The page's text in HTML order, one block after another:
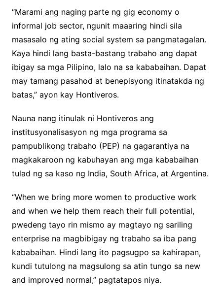
“Marami ang naging parte ng gig economy o
informal job sector, ngunit maaaring hindi sila
masasalo ng ating social system sa pangmatagalan.
Kaya hindi lang basta-bastang trabaho ang dapat
ibigay sa mga Pilipino, lalo na sa kababaihan. Dapat
may tamang pasahod at benepisyong itinatakda ng
batas,” ayon kay Hontiveros.
Nauna nang itinulak ni Hontiveros ang
institusyonalisasyon ng mga programa sa
pampublikong trabaho (PEP) na gagarantiya na
magkakaroon ng kabuhayan ang mga kababaihan
tulad ng sa kaso ng India, South Africa, at Argentina.
“When we bring more women to productive work
and when we help them reach their full potential,
pwedeng tayo rin mismo ay magtayo ng sariling
enterprise na magbibigay ng trabaho sa iba pang
kababaihan. Hindi lang ito pagsugpo sa kahirapan,
kundi tutulong na magsulong sa atin tungo sa new
and improved normal,” pagtatapos niya.